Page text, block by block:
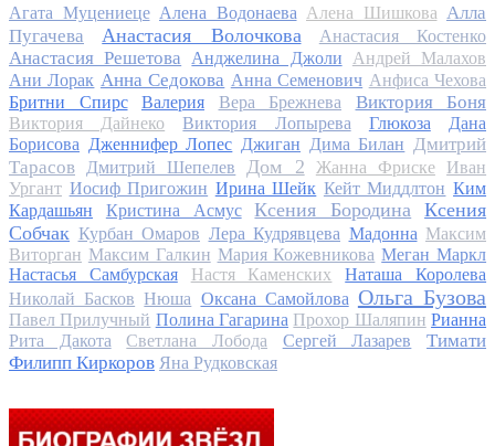
Агата Муцениеце Алена Водонаева Алена Шишкова Алла
Пугачева
Анастасия Волочкова Анастасия Костенко
Анастасия Решетова Анджелина Джоли
Андрей Малахов
Ани Лорак Анна Седокова Анна Семенович Анфиса Чехова
Бритни Спирс
Валерия Вера Брежнева Виктория Боня
Виктория Дайнеко Виктория Лопырева Глюкоза
Дана
Борисова Дженнифер Лопес Джиган Дима Билан Дмитрий
Тарасов
Дмитрий Шепелев Дом 2 Жанна Фриске
Иван
Ургант Иосиф Пригожин Ирина Шейк Кейт Миддлтон Ким
Кардашьян
Кристина Асмус Ксения Бородина
Ксения
Собчак Курбан Омаров Лера Кудрявцева Мадонна Максим
Виторган Максим Галкин Мария Кожевникова Меган Маркл
Настасья Самбурская
Настя Каменских
Наташа Королева
Николай Басков Нюша Оксана Самойлова Ольга Бузова
Павел Прилучный Полина Гагарина Прохор Шаляпин Рианна
Рита Дакота
Светлана Лобода Сергей Лазарев
Тимати
Филипп Киркоров Яна Рудковская